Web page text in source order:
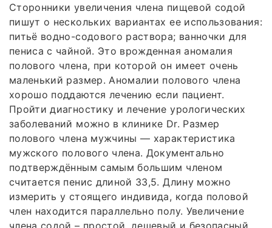
Сторонники увеличения члена пищевой содой
пишут о нескольких вариантах ее использования:
питьё водно-содового раствора; ванночки для
пениса с чайной. Это врожденная аномалия
полового члена, при которой он имеет очень
маленький размер. Аномалии полового члена
хорошо поддаются лечению если пациент.
Пройти диагностику и лечение урологических
заболеваний можно в клинике Dr. Размер
полового члена мужчины — характеристика
мужского полового члена. Документально
подтверждённым самым большим членом
считается пенис длиной 33,5. Длину можно
измерить у стоящего индивида, когда половой
член находится параллельно полу. Увеличение
члена содой – простой, дешевый и безопасный